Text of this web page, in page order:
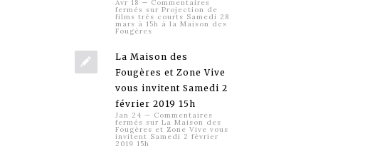
Avr 18 — Commentaires
fermés sur Projection de
films très courts Samedi 28
mars à 15h à la Maison des
Fougères
La Maison des
Fougères et Zone Vive
vous invitent Samedi 2
février 2019 15h
Jan 24 — Commentaires
fermés sur La Maison des
Fougères et Zone Vive vous
invitent Samedi 2 février
2019 15h